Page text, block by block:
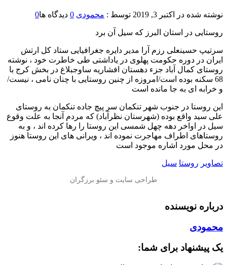
نوشته شده در اکتبر 3, 2019 توسط : محمودی 0 دیدگاه ها0
روستایی در استان البرز که سیل آن برد
سرتیپ حسینعلی رزم آرا مدیر دایره جغرافیایی ستاد کل ارتش
ایران در دوره حکومت پهلوی در یاداشتی طی خاطرت خود ، نوشته
روستای کمال آباد جزء دهستان افشاریه ساوجبلاغ در بخش کرج با
68 سکنه بوده است/امروزه از چنین روستایی با چنان نامی ، نیست/
و خرابه ای به جا مانده است
این روستا در جنوب شهر تنکمان سر پیچ جاده تنکمان به روستای
علی سید واقع بوده (شهرستان نظرآباد) که مردم آنجا به علت وقوع
سیل در اواخر دهه چهل شمسی این روستا را رها کرده اند ، و به
روستاهای اطراف مهاجرت نموده اند ، ویرانی های این روستا هنوز
در محل مورد اشاره موجود است
تصاویر روستا سیل
درباره نویسنده
محمودی
یک پیشنهاد برای شما: